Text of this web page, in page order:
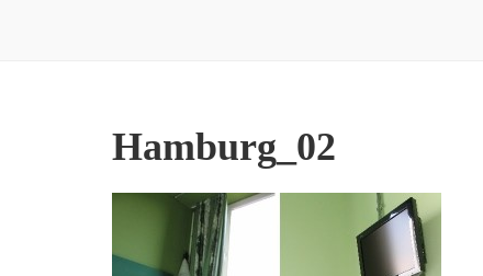
Hamburg_02